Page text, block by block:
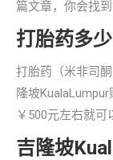
篇文章，你会找到
打胎药多
打胎药（米非司
隆坡
￥500元左右就可
吉隆坡